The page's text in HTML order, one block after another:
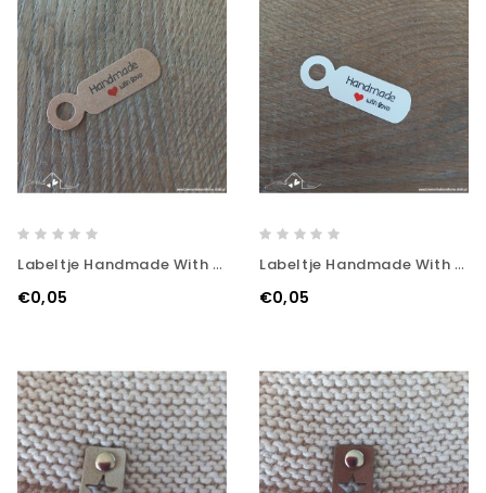
Labeltje Handmade With Love - Kraft
€0,05
Labeltje Handmade With Love - Wit
€0,05